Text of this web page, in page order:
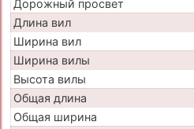
Дорожный просвет
Длина вил
Ширина вил
Ширина вилы
Высота вилы
Общая длина
Общая ширина